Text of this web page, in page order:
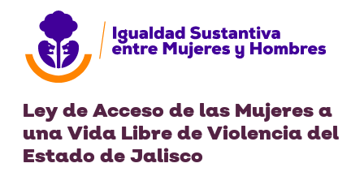
Ley de Acceso de las Mujeres a
una Vida Libre de Violencia del
Estado de Jalisco